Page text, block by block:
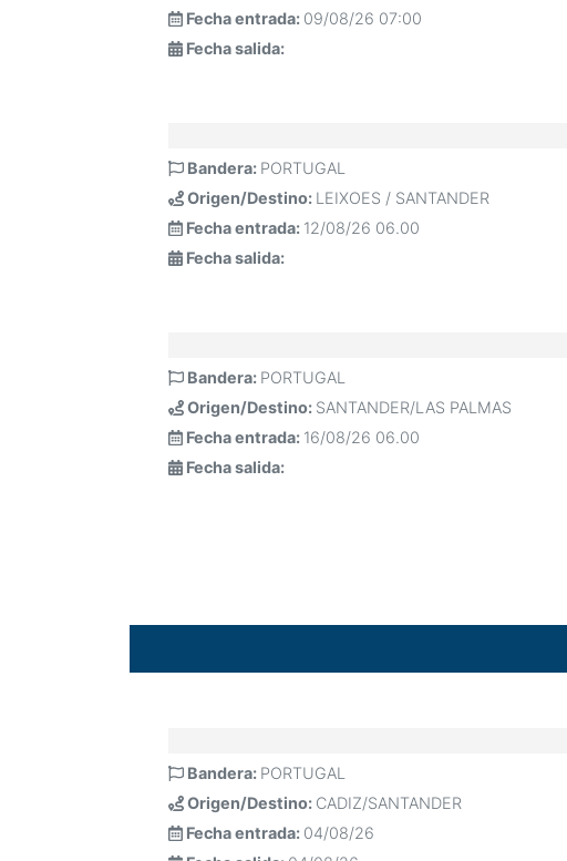
Fecha entrada: 09/08/26 07:00
Fecha salida:
Bandera: PORTUGAL
Origen/Destino: LEIXOES / SANTANDER
Fecha entrada: 12/08/26 06.00
Fecha salida:
Bandera: PORTUGAL
Origen/Destino: SANTANDER/LAS PALMAS
Fecha entrada: 16/08/26 06.00
Fecha salida:
Bandera: PORTUGAL
Origen/Destino: CADIZ/SANTANDER
Fecha entrada: 04/08/26